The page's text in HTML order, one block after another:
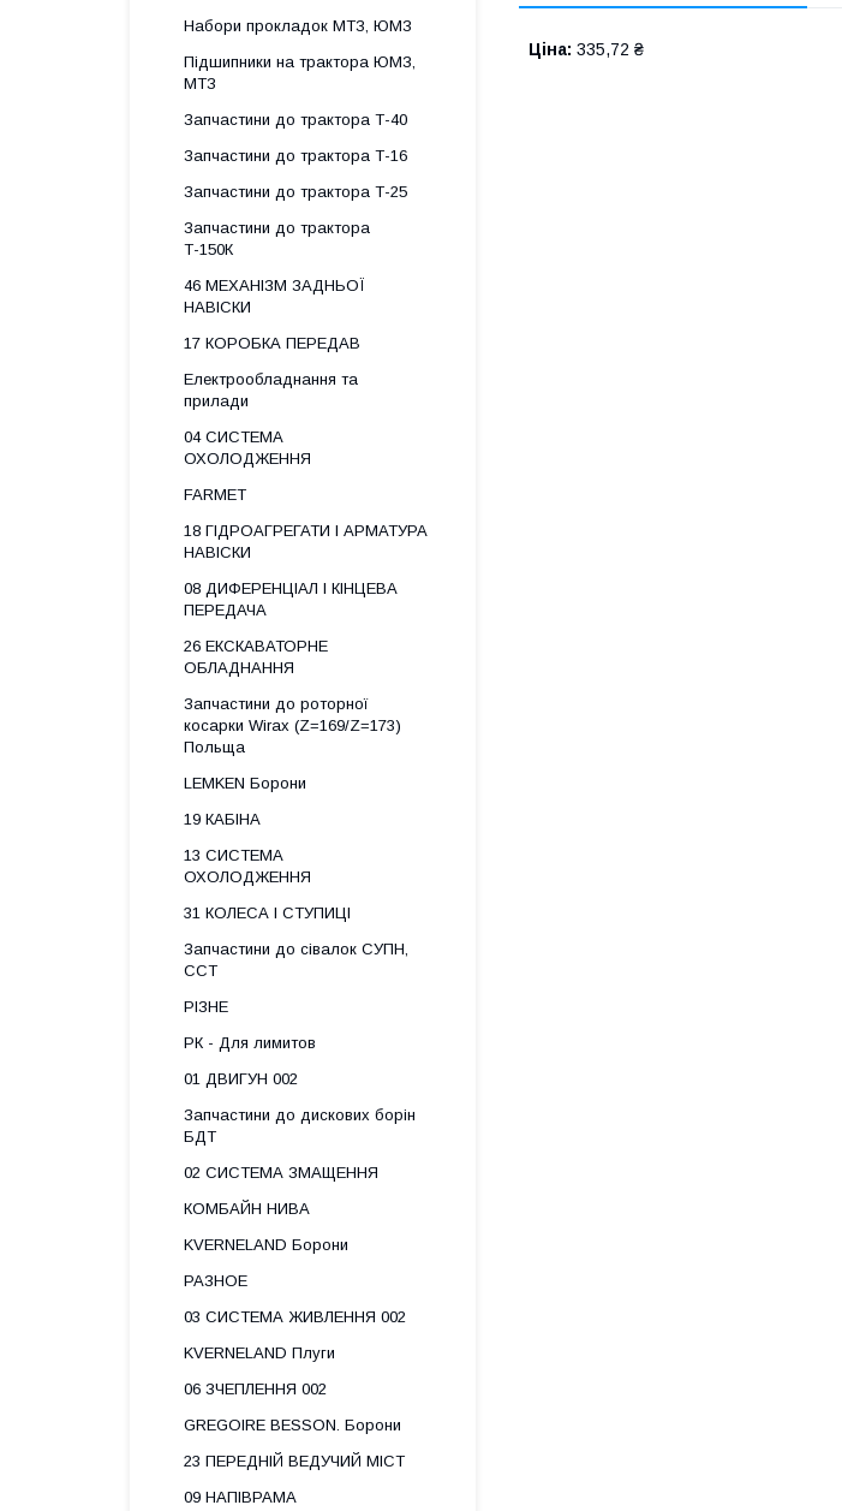
Ціна: 335,72 ₴
Набори прокладок МТЗ, ЮМЗ
Підшипники на трактора ЮМЗ,
МТЗ
Запчастини до трактора Т-40
Запчастини до трактора Т-16
Запчастини до трактора Т-25
Запчастини до трактора
Т-150К
46 МЕХАНІЗМ ЗАДНЬОЇ
НАВІСКИ
17 КОРОБКА ПЕРЕДАВ
Електрообладнання та
прилади
04 СИСТЕМА
ОХОЛОДЖЕННЯ
FARMET
18 ГІДРОАГРЕГАТИ І АРМАТУРА
НАВІСКИ
08 ДИФЕРЕНЦІАЛ І КІНЦЕВА
ПЕРЕДАЧА
26 ЕКСКАВАТОРНЕ
ОБЛАДНАННЯ
Запчастини до роторної
косарки Wirax (Z=169/Z=173)
Польща
LEMKEN Борони
19 КАБІНА
13 СИСТЕМА
ОХОЛОДЖЕННЯ
31 КОЛЕСА І СТУПИЦІ
Запчастини до сівалок СУПН,
ССТ
РІЗНЕ
РК - Для лимитов
01 ДВИГУН 002
Запчастини до дискових борін
БДТ
02 СИСТЕМА ЗМАЩЕННЯ
КОМБАЙН НИВА
KVERNELAND Борони
РАЗНОЕ
03 СИСТЕМА ЖИВЛЕННЯ 002
KVERNELAND Плуги
06 ЗЧЕПЛЕННЯ 002
GREGOIRE BESSON. Борони
23 ПЕРЕДНІЙ ВЕДУЧИЙ МІСТ
09 НАПІВРАМА